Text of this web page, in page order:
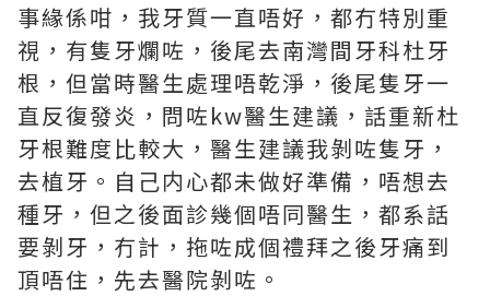
事緣係咁，我牙質一直唔好，都冇特別重
視，有隻牙爛咗，後尾去南灣間牙科杜牙
根，但當時醫生處理唔乾淨，後尾隻牙一
直反復發炎，問咗kw醫生建議，話重新杜
牙根難度比較大，醫生建議我剝咗隻牙，
去植牙。自己内心都未做好準備，唔想去
種牙，但之後面診幾個唔同醫生，都系話
要剝牙，冇計，拖咗成個禮拜之後牙痛到
頂唔住，先去醫院剝咗。